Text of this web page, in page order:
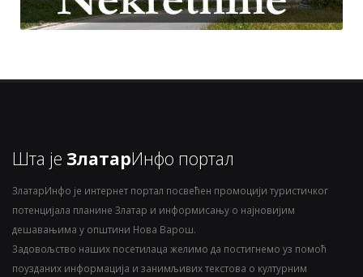
Шта је ЗлатарИнфо портал
ЗлатарИнфо је интернет портал посвећен промоцији туристичког
потенцијала планине Златар и информисању о најновијим
дешавањима у општини Нова Варош.
Задовољство наших посетилаца желимо да постигнемо уз помоћ
поузданих информација и занимљивих текстова о културним